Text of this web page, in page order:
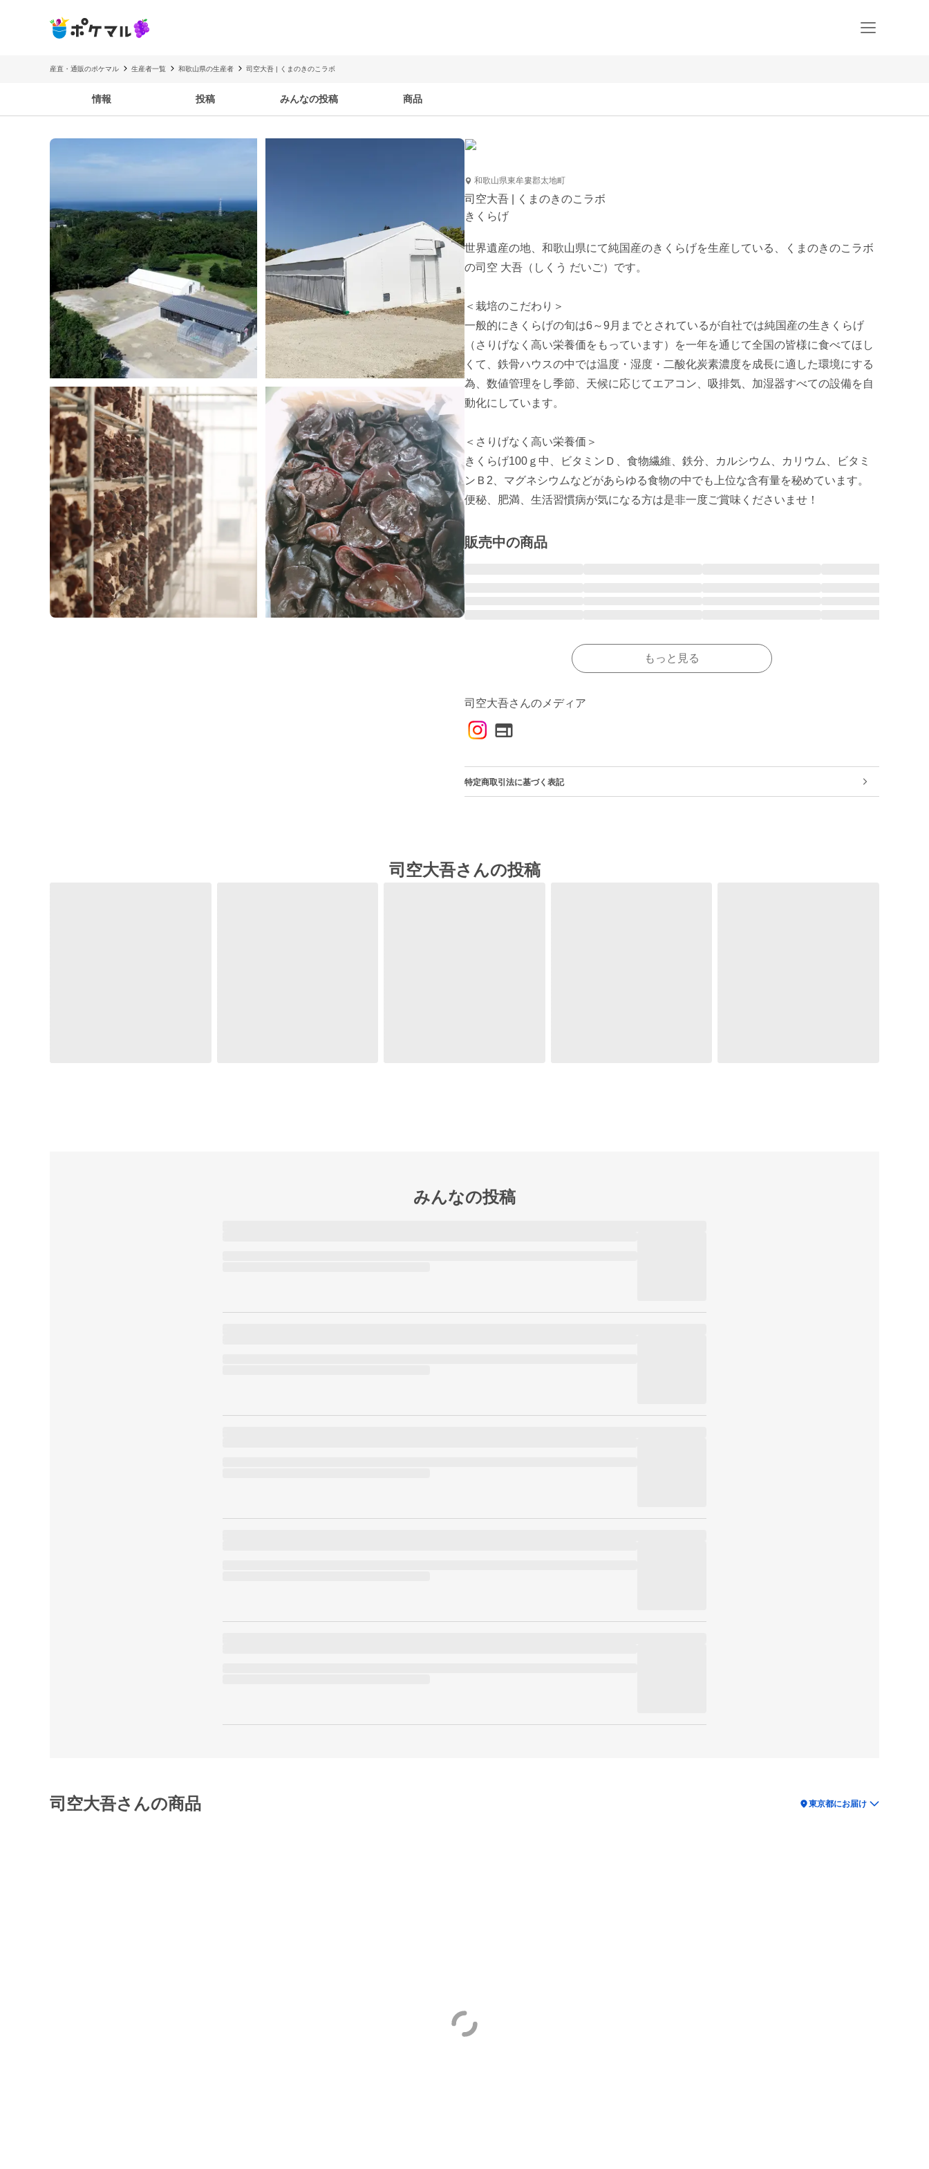
産直・通販のポケマル 生産者一覧 和歌山県の生産者 司空大吾 | くまのきのこラボ
情報 投稿 みんなの投稿 商品
和歌山県東牟婁郡太地町
司空大吾 | くまのきのこラボ
きくらげ
世界遺産の地、和歌山県にて純国産のきくらげを生産している、くまのきのこラボ
の司空 大吾（しくう だいご）です。
＜栽培のこだわり＞
一般的にきくらげの旬は6～9月までとされているが自社では純国産の生きくらげ
（さりげなく高い栄養価をもっています）を一年を通じて全国の皆様に食べてほし
くて、鉄骨ハウスの中では温度・湿度・二酸化炭素濃度を成長に適した環境にする
為、数値管理をし季節、天候に応じてエアコン、吸排気、加湿器すべての設備を自
動化にしています。
＜さりげなく高い栄養価＞
きくらげ100ｇ中、ビタミンＤ、食物繊維、鉄分、カルシウム、カリウム、ビタミ
ンＢ2、マグネシウムなどがあらゆる食物の中でも上位な含有量を秘めています。
便秘、肥満、生活習慣病が気になる方は是非一度ご賞味くださいませ！
販売中の商品
もっと見る
司空大吾さんのメディア
特定商取引法に基づく表記
司空大吾さんの投稿
みんなの投稿
司空大吾さんの商品 location_on東京都にお届け